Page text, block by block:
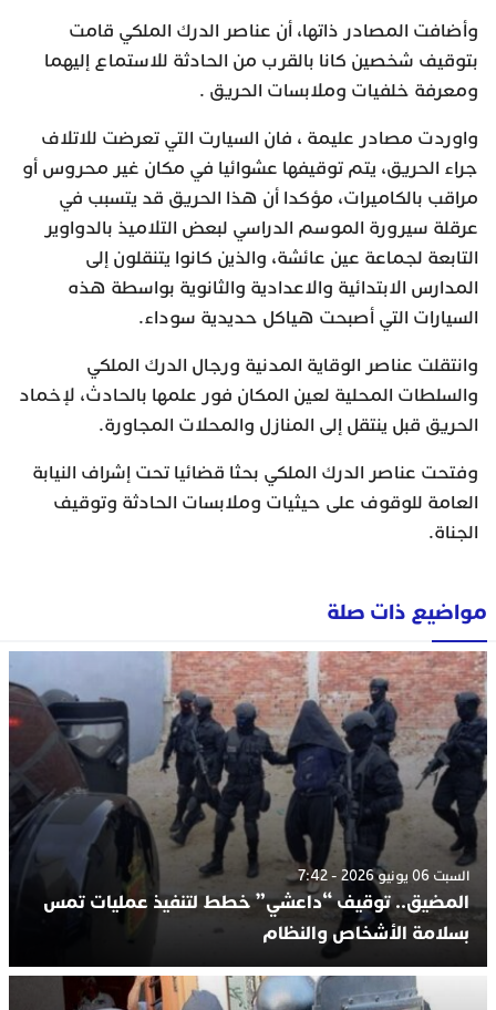
وأضافت المصادر ذاتها، أن عناصر الدرك الملكي قامت
بتوقيف شخصين كانا بالقرب من الحادثة للاستماع إليهما
ومعرفة خلفيات وملابسات الحريق .
واوردت مصادر عليمة ، فان السيارت التي تعرضت للاتلاف
جراء الحريق، يتم توقيفها عشوائيا في مكان غير محروس أو
مراقب بالكاميرات، مؤكدا أن هذا الحريق قد يتسبب في
عرقلة سيرورة الموسم الدراسي لبعض التلاميذ بالدواوير
التابعة لجماعة عين عائشة، والذين كانوا يتنقلون إلى
المدارس الابتدائية والاعدادية والثانوية بواسطة هذه
السيارات التي أصبحت هياكل حديدية سوداء.
وانتقلت عناصر الوقاية المدنية ورجال الدرك الملكي
والسلطات المحلية لعين المكان فور علمها بالحادث، لإخماد
الحريق قبل ينتقل إلى المنازل والمحلات المجاورة.
وفتحت عناصر الدرك الملكي بحثا قضائيا تحت إشراف النيابة
العامة للوقوف على حيثيات وملابسات الحادثة وتوقيف
الجناة.
مواضيع ذات صلة
السبت 06 يونيو 2026 - 7:42
المضيق.. توقيف “داعشي” خطط لتنفيذ عمليات تمس
بسلامة الأشخاص والنظام